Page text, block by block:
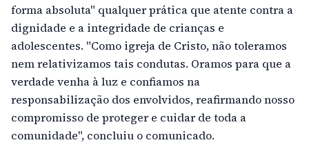
forma absoluta" qualquer prática que atente contra a
dignidade e a integridade de crianças e
adolescentes. "Como igreja de Cristo, não toleramos
nem relativizamos tais condutas. Oramos para que a
verdade venha à luz e confiamos na
responsabilização dos envolvidos, reafirmando nosso
compromisso de proteger e cuidar de toda a
comunidade", concluiu o comunicado.